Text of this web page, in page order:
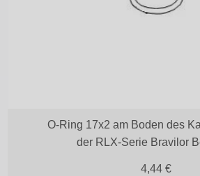
O-Ring 17x2 am Boden des
der RLX-Serie Bravilor
4,44 €